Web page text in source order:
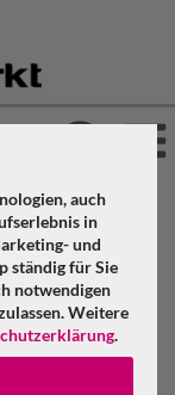
auch
in
und
ständig für Sie
notwendigen
Weitere
.